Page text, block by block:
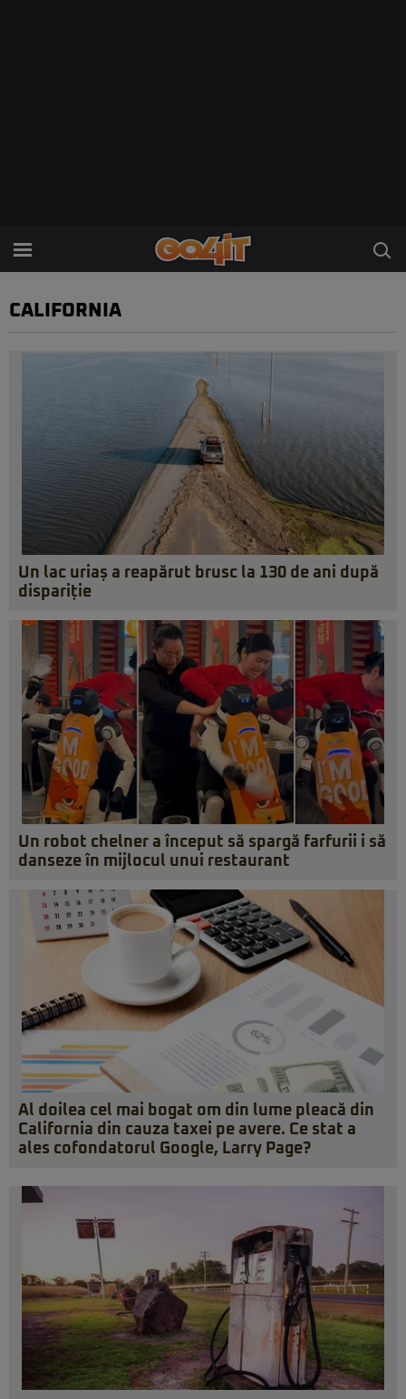
CALIFORNIA
Un lac uriaș a reapărut brusc la 130 de ani după
dispariție
Un robot chelner a început să spargă farfurii i să
danseze în mijlocul unui restaurant
Al doilea cel mai bogat om din lume pleacă din
California din cauza taxei pe avere. Ce stat a
ales cofondatorul Google, Larry Page?